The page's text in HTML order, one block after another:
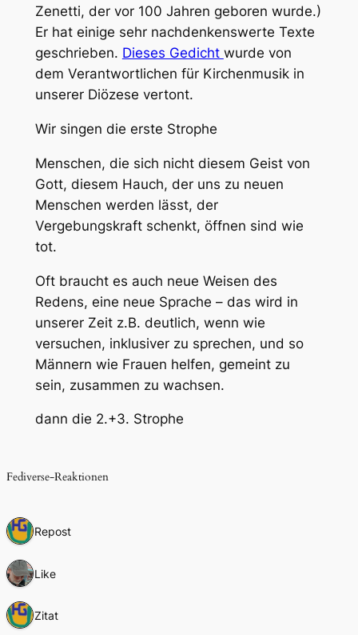
Zenetti, der vor 100 Jahren geboren wurde.)
Er hat einige sehr nachdenkenswerte Texte
geschrieben. Dieses Gedicht wurde von
dem Verantwortlichen für Kirchenmusik in
unserer Diözese vertont.
Wir singen die erste Strophe
Menschen, die sich nicht diesem Geist von
Gott, diesem Hauch, der uns zu neuen
Menschen werden lässt, der
Vergebungskraft schenkt, öffnen sind wie
tot.
Oft braucht es auch neue Weisen des
Redens, eine neue Sprache – das wird in
unserer Zeit z.B. deutlich, wenn wie
versuchen, inklusiver zu sprechen, und so
Männern wie Frauen helfen, gemeint zu
sein, zusammen zu wachsen.
dann die 2.+3. Strophe
Fediverse-Reaktionen
1 Repost
1 Like
1 Zitat